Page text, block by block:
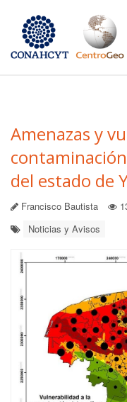
Amenazas y
del estado de
Francisco Bautista
Noticias y Avisos